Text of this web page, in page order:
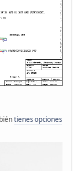
tienes opciones